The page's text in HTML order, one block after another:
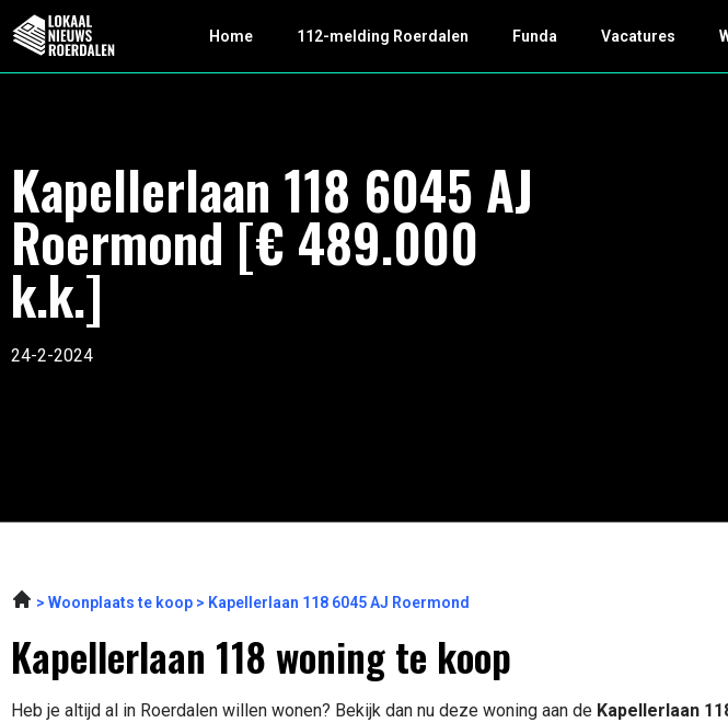
Home 112-melding Roerdalen Funda Vacatures
Kapellerlaan 118 6045 AJ
Roermond [€ 489.000
k.k.]
24-2-2024
Woonplaats te koop Kapellerlaan 118 6045 AJ Roermond
Kapellerlaan 118 woning te koop
Heb je altijd al in Roerdalen willen wonen? Bekijk dan nu deze woning aan de Kapellerlaan